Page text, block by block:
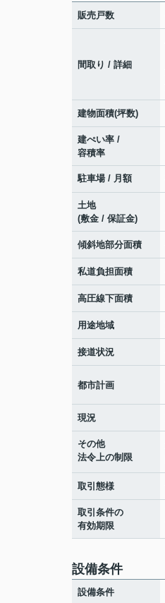
販売戸数
間取り / 詳細
建物面積(坪数)
建ぺい率 /
容積率
駐車場 / 月額
土地
(敷金 / 保証金)
傾斜地部分面積
私道負担面積
高圧線下面積
用途地域
接道状況
都市計画
現況
その他
法令上の制限
取引態様
取引条件の
有効期限
設備条件
設備条件